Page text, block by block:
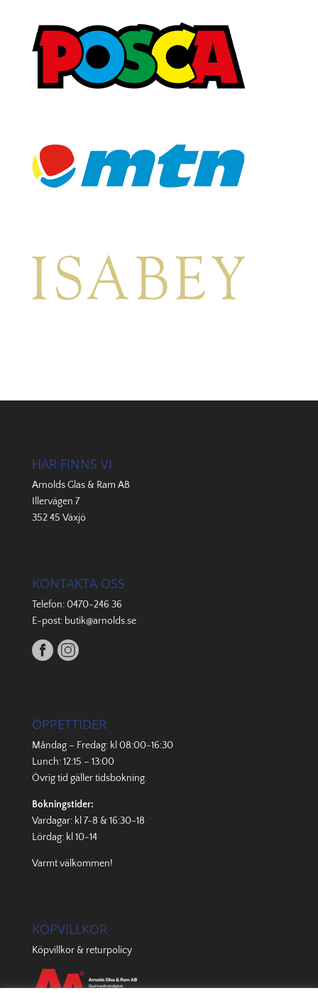
HÄR FINNS VI
Arnolds Glas & Ram AB
Illervägen 7
352 45 Växjö
KONTAKTA OSS
Telefon:0470-246 36
E-post: butik@arnolds.se
ÖPPETTIDER
Måndag – Fredag: kl 08:00-16:30
Lunch: 12:15 – 13:00
Övrig tid gällertidsbokning.
Bokningstider:
Vardagar: kl 7-8 & 16:30-18
Lördag: kl 10-14
Varmt välkommen!
KÖPVILLKOR
Köpvillkor & returpolicy